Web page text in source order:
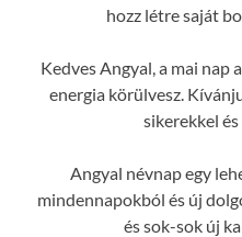
hozz létre saját
Kedves Angyal, a mai nap
energia körülvesz.
sikerekkel
Angyal névnap egy
mindennapokból és új
és sok-sok új